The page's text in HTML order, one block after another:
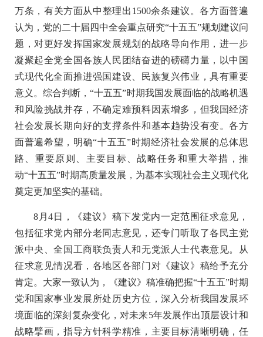
万条，有关方面从中整理出1500余条建议。各方面普遍
认为，党的二十届四中全会重点研究“十五五”规划建议问
题，对更好发挥国家发展规划的战略导向作用，进一步
凝聚起全党全国各族人民团结奋进的磅礴力量，以中国
式现代化全面推进强国建设、民族复兴伟业，具有重要
意义。综合判断，“十五五”时期我国发展面临的战略机遇
和风险挑战并存，不确定难预料因素增多，但我国经济
社会发展长期向好的支撑条件和基本趋势没有变。各方
面普遍希望，明确“十五五”时期经济社会发展的总体思
路、重要原则、主要目标、战略任务和重大举措，推
动“十五五”时期高质量发展，为基本实现社会主义现代化
奠定更加坚实的基础。
8月4日，《建议》稿下发党内一定范围征求意见，
包括征求党内部分老同志意见，还专门听取了各民主党
派中央、全国工商联负责人和无党派人士代表意见。从
征求意见情况看，各地区各部门对《建议》稿给予充分
肯定。大家一致认为，《建议》稿准确把握“十五五”时期
党和国家事业发展所处历史方位，深入分析我国发展环
境面临的深刻复杂变化，对未来5年发展作出顶层设计和
战略擘画，指导方针科学精准，主要目标清晰明确，任